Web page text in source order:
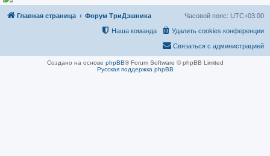
Главная страница Форум ТриДэшника Часовой пояс: UTC+03:00
Удалить cookies конференции
Наша команда
Связаться с администрацией
Создано на основе phpBB® Forum Software © phpBB Limited
Русская поддержка phpBB